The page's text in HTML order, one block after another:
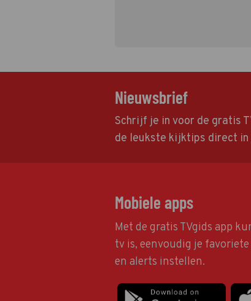
Nieuwsbrief
Schrijf je in voor de gratis
de leukste kijktips direct in
Mobiele apps
Met de gratis TVgids app
tv is, eenvoudig je
en alerts instellen.